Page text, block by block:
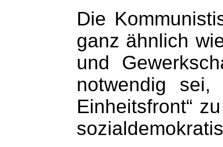
Die
ganz ähnlich
und
notwendig sei,
Einheitsfront“